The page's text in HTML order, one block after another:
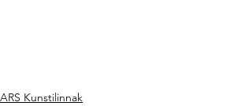
ARS Kunstilinnak